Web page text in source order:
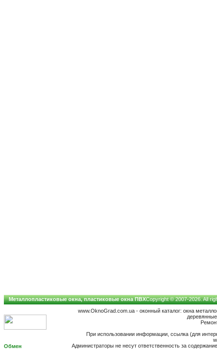
Металлопластиковые окна, пластиковые окна ПВХCopyright © 2007-2026. All
www.OknoGrad.com.ua - оконный каталог: окна
При использовании информации, ссылка (для
Администраторы не несут ответственность за
Обмен